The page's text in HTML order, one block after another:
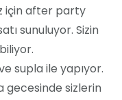
için after party
sunuluyor. Sizin
supla ile yapıyor.
gecesinde sizlerin